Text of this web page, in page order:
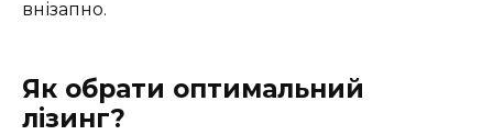
внізапно.
Як обрати оптимальний
лізинг?